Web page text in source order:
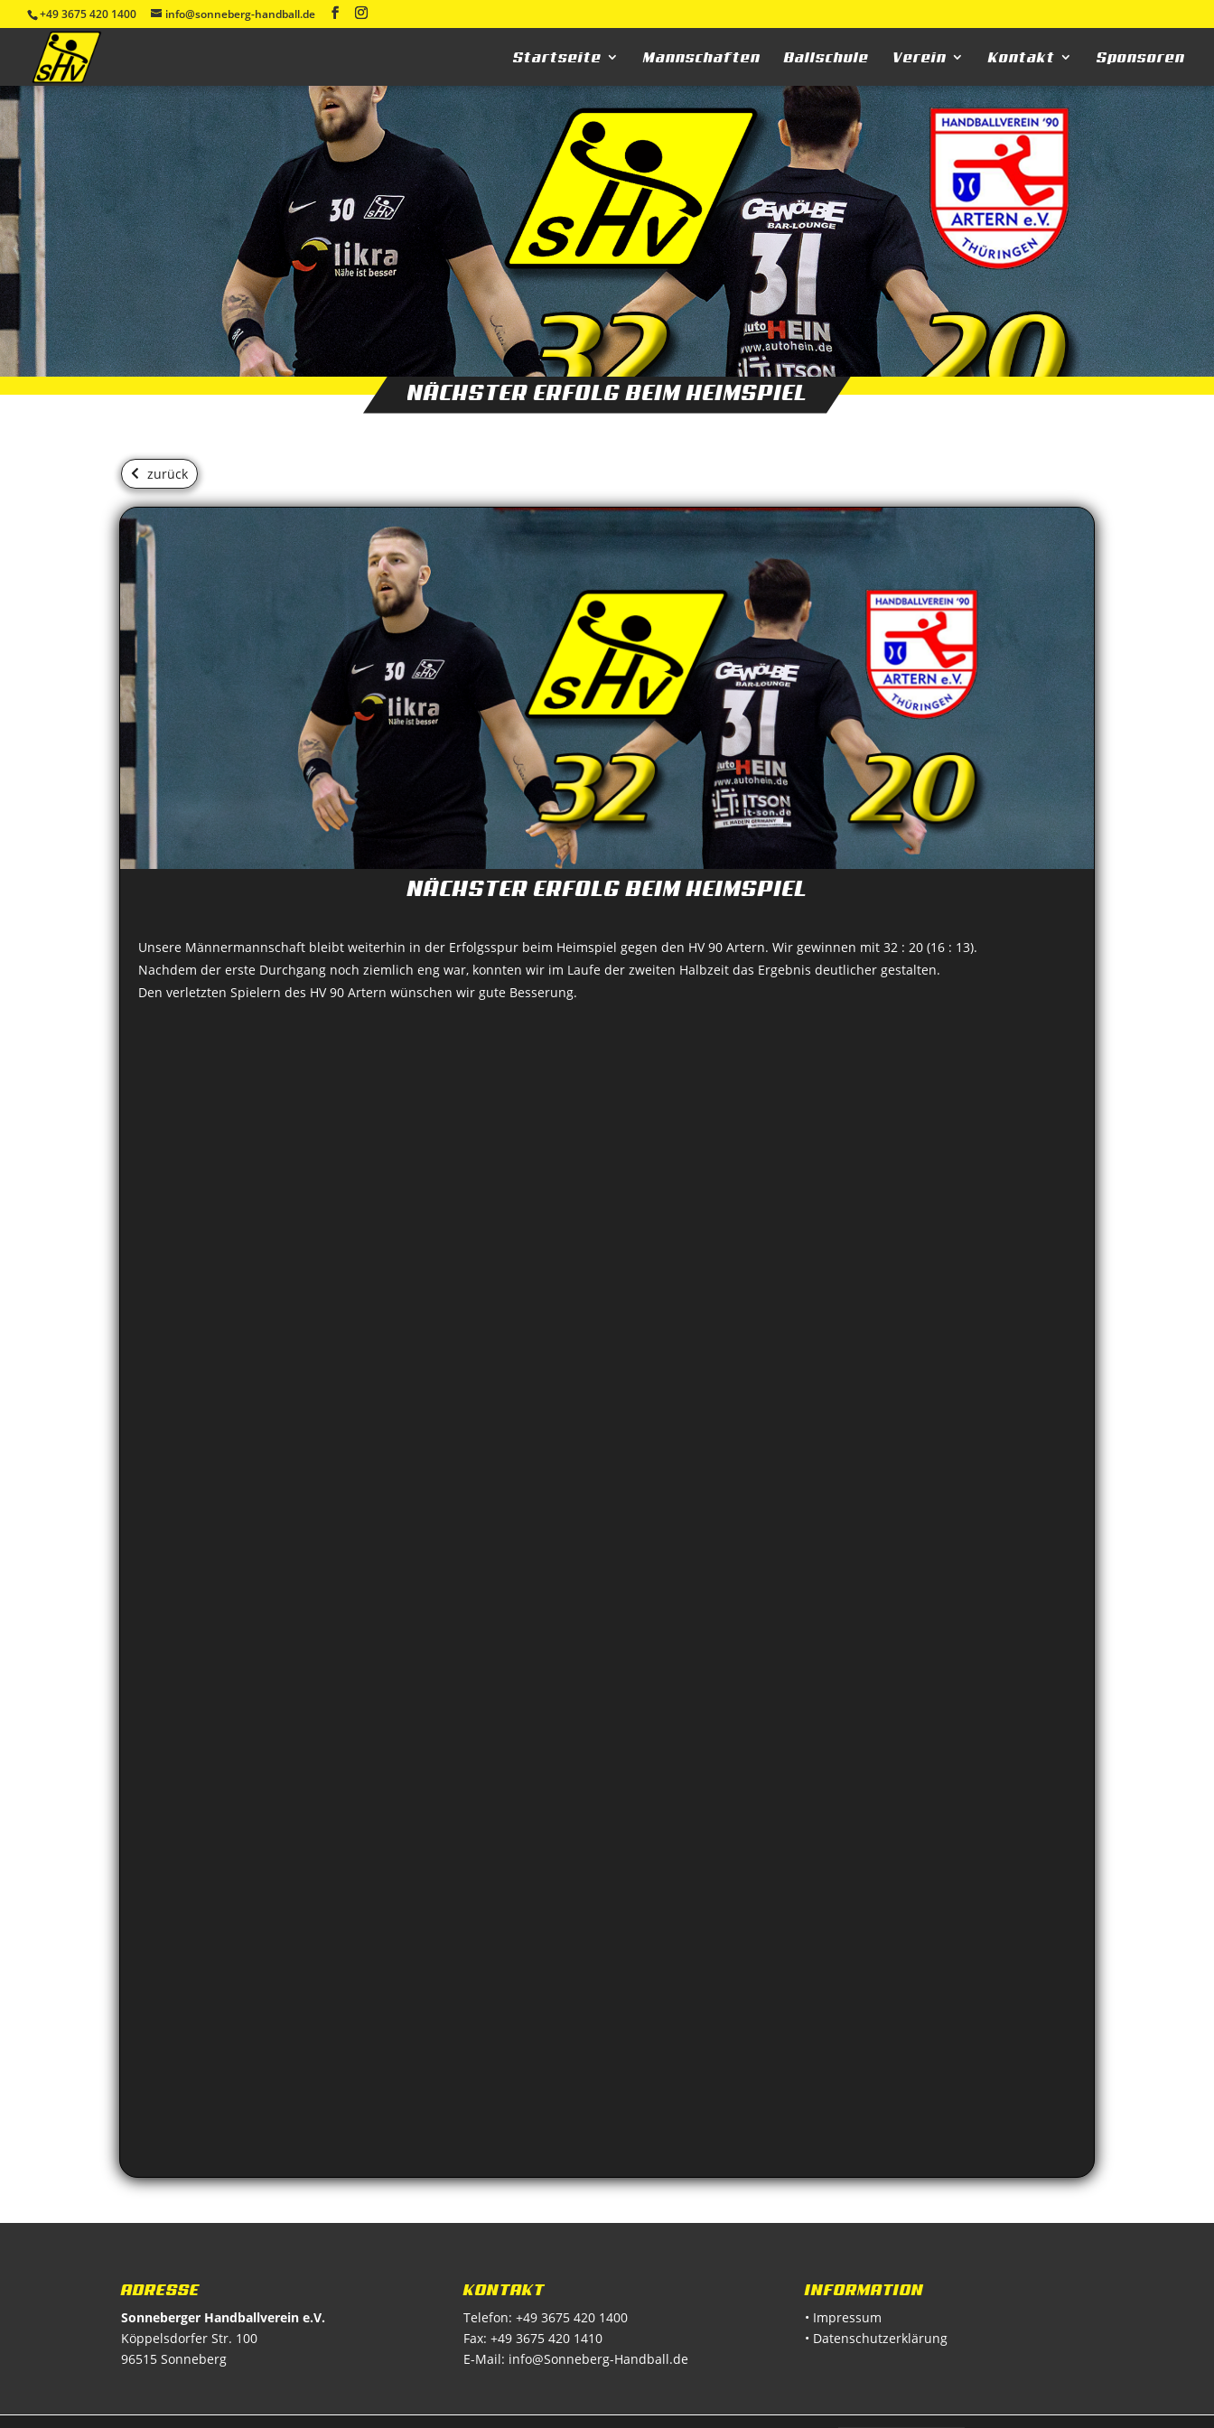
+49 3675 420 1400 info@sonneberg-handball.de
Startseite Mannschaften Ballschule Verein Kontakt Sponsoren
NÄCHSTER ERFOLG BEIM HEIMSPIEL
zurück
NÄCHSTER ERFOLG BEIM HEIMSPIEL
Unsere Männermannschaft bleibt weiterhin in der Erfolgsspur beim Heimspiel gegen den HV 90 Artern. Wir gewinnen mit 32 : 20 (16 : 13).
Nachdem der erste Durchgang noch ziemlich eng war, konnten wir im Laufe der zweiten Halbzeit das Ergebnis deutlicher gestalten.
Den verletzten Spielern des HV 90 Artern wünschen wir gute Besserung.
ADRESSE
Sonneberger Handballverein e.V.
Köppelsdorfer Str. 100
96515 Sonneberg
KONTAKT
Telefon: +49 3675 420 1400
Fax: +49 3675 420 1410
E-Mail: info@Sonneberg-Handball.de
INFORMATION
• Impressum
• Datenschutzerklärung